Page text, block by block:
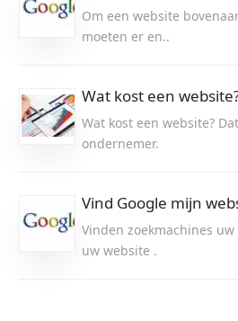
Om een website
moeten er en..
Wat kost een
Wat kost een website?
ondernemer.
Vind Google mijn
Vinden zoekmachines
uw website .